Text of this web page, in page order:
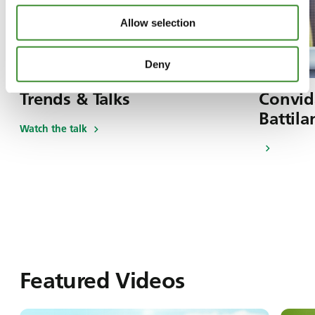
Allow selection
Deny
Trends & Talks
Watch the talk
Featured Videos